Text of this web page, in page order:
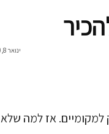
בסטיפ
ינואר 8, 2020
למקומיים. אז למה שלא